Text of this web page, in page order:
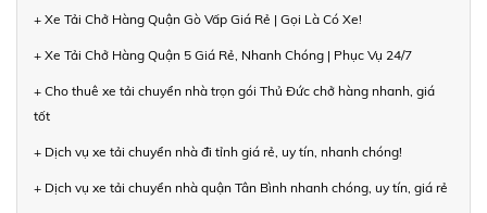
+ Xe Tải Chở Hàng Quận Gò Vấp Giá Rẻ | Gọi Là Có Xe!
+ Xe Tải Chở Hàng Quận 5 Giá Rẻ, Nhanh Chóng | Phục Vụ 24/7
+ Cho thuê xe tải chuyển nhà trọn gói Thủ Đức chở hàng nhanh, giá
tốt
+ Dịch vụ xe tải chuyển nhà đi tỉnh giá rẻ, uy tín, nhanh chóng!
+ Dịch vụ xe tải chuyển nhà quận Tân Bình nhanh chóng, uy tín, giá rẻ